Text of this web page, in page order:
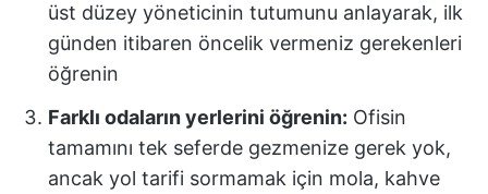
üst düzey yöneticinin tutumunu anlayarak, ilk
günden itibaren öncelik vermeniz gerekenleri
öğrenin
Farklı odaların yerlerini öğrenin: Ofisin
tamamını tek seferde gezmenize gerek yok,
ancak yol tarifi sormamak için mola, kahve